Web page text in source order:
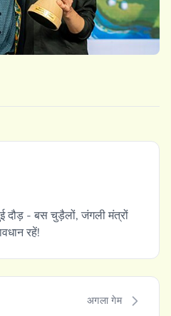
दौड़ - बस चुड़ैलों, जंगली मंत्रों
रहें!
अगला गेम